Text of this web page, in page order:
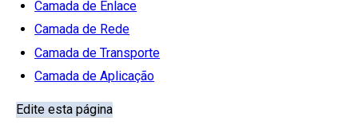
Camada de Enlace
Camada de Rede
Camada de Transporte
Camada de Aplicação
Edite esta página